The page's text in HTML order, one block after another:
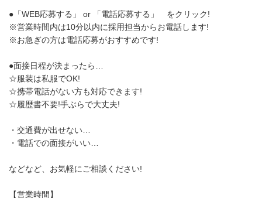
●「WEB応募する」 or 「電話応募する」 をクリック!
※営業時間内は10分以内に採用担当からお電話します!
※お急ぎの方は電話応募がおすすめです!
●面接日程が決まったら…
☆服装は私服でOK!
☆携帯電話がない方も対応できます!
☆履歴書不要!手ぶらで大丈夫!
・交通費が出せない…
・電話での面接がいい…
などなど、お気軽にご相談ください!
【営業時間】